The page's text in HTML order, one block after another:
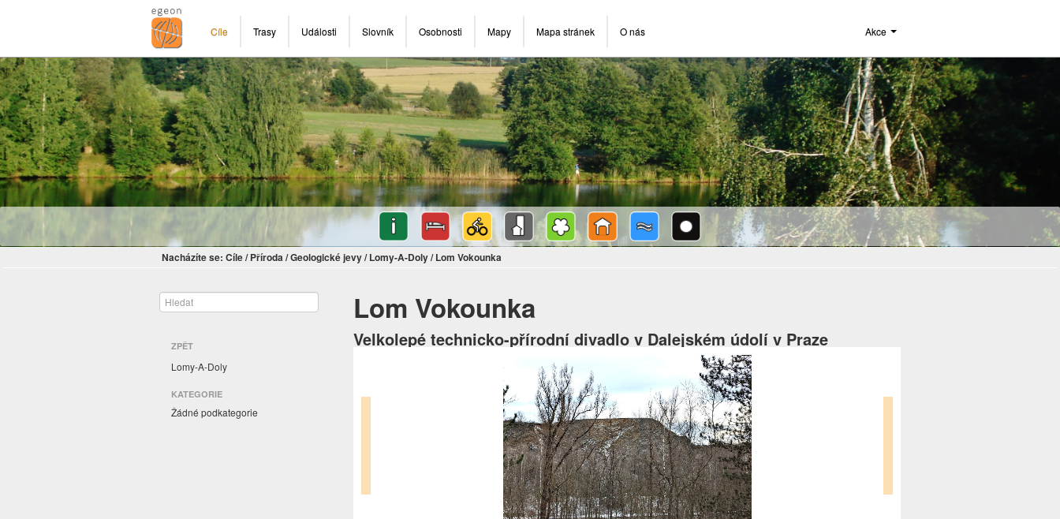
Cíle Trasy Události Slovník Osobnosti Mapy Mapa stránek O nás Akce
Nacházíte se: Cíle/ Příroda/Geologické jevy/ Lomy-A-Doly/ Lom Vokounka
ZPĚT
Lomy-A-Doly
KATEGORIE
Žádné podkategorie
Lom Vokounka
Velkolepé technicko-přírodní divadlo v Dalejském údolí v Praze